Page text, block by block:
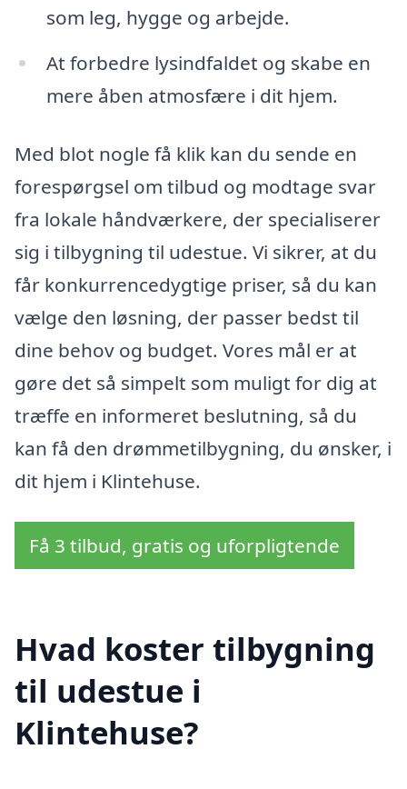
som leg, hygge og arbejde.
At forbedre lysindfaldet og skabe en
mere åben atmosfære i dit hjem.
Med blot nogle få klik kan du sende en
forespørgsel om tilbud og modtage svar
fra lokale håndværkere, der specialiserer
sig i tilbygning til udestue. Vi sikrer, at du
får konkurrencedygtige priser, så du kan
vælge den løsning, der passer bedst til
dine behov og budget. Vores mål er at
gøre det så simpelt som muligt for dig at
træffe en informeret beslutning, så du
kan få den drømmetilbygning, du ønsker, i
dit hjem i Klintehuse.
Få 3 tilbud, gratis og uforpligtende
Hvad koster tilbygning
til udestue i
Klintehuse?